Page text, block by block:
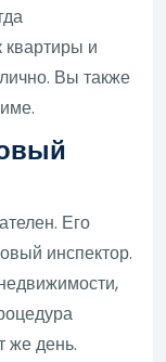
квартиры и
Вы также
Его
инспектор.
же день.